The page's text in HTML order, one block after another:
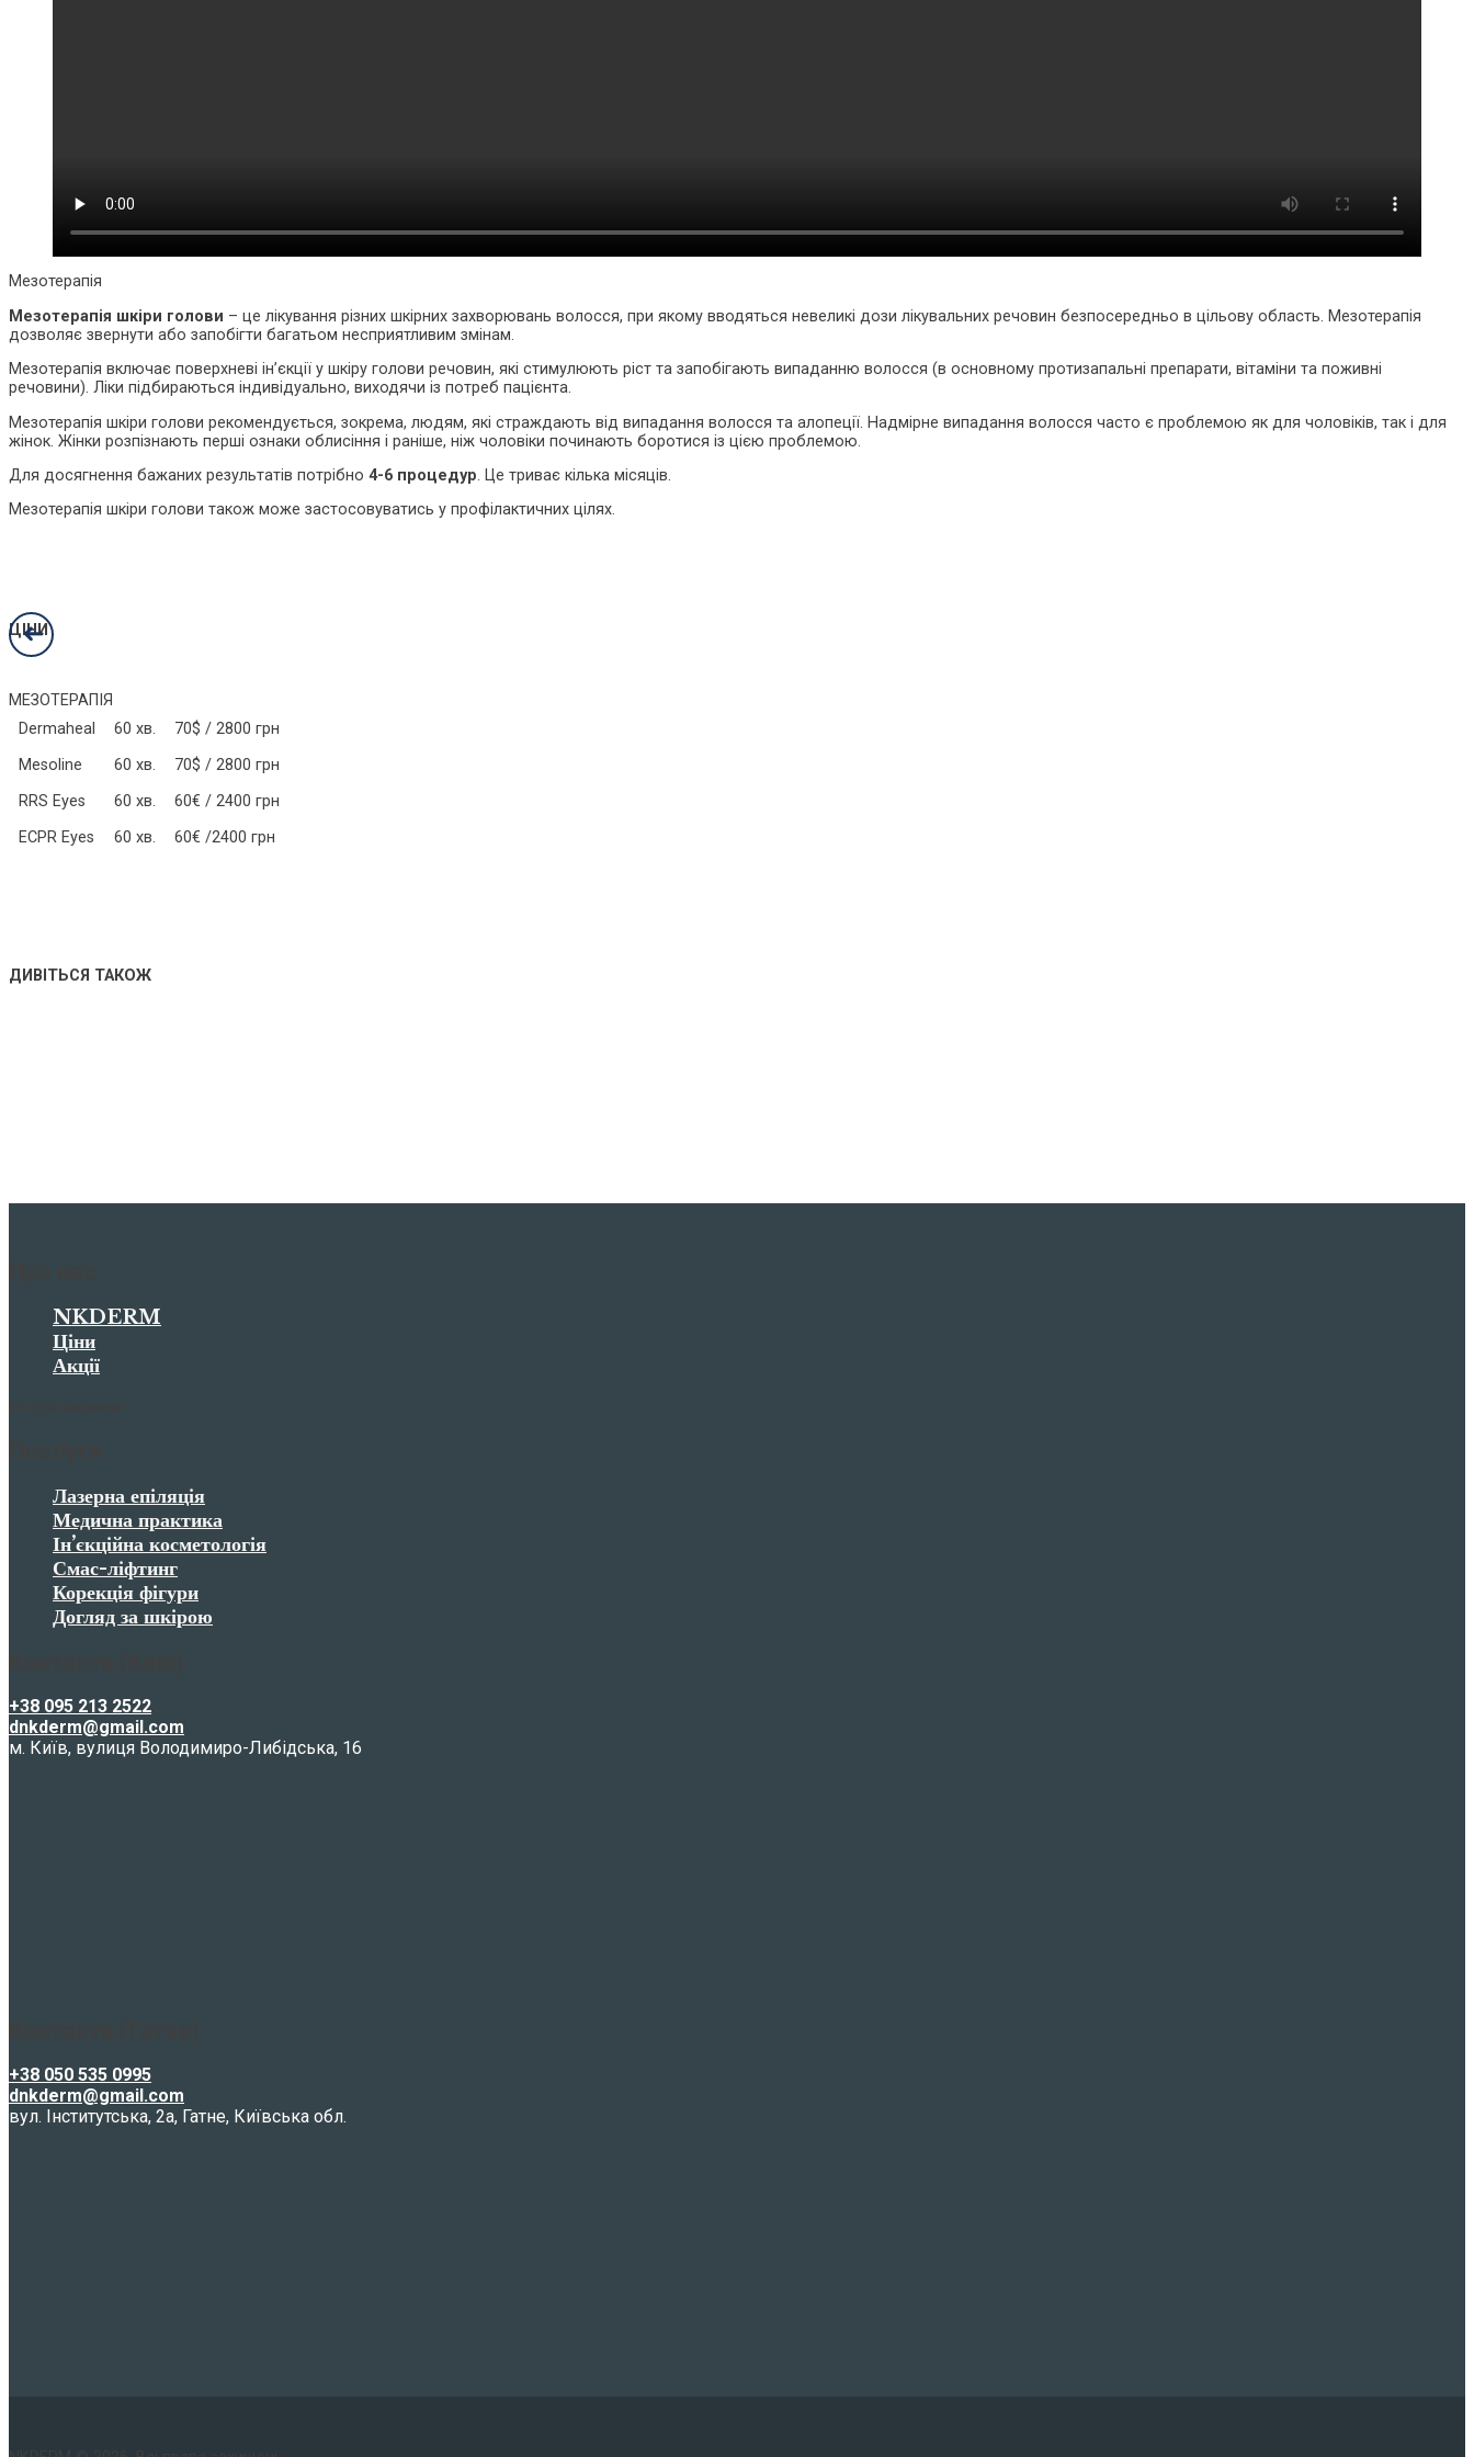
➜
Мезотерапія
Мезотерапія шкіри голови – це лікування різних шкірних захворювань волосся, при якому вводяться невеликі дози лікувальних речовин безпосередньо в цільову область. Мезотерапія
дозволяє звернути або запобігти багатьом несприятливим змінам.
Мезотерапія включає поверхневі ін’єкції у шкіру голови речовин, які стимулюють ріст та запобігають випаданню волосся (в основному протизапальні препарати, вітаміни та поживні
речовини). Ліки підбираються індивідуально, виходячи із потреб пацієнта.
Мезотерапія шкіри голови рекомендується, зокрема, людям, які страждають від випадання волосся та алопеції. Надмірне випадання волосся часто є проблемою як для чоловіків, так і для
жінок. Жінки розпізнають перші ознаки облисіння і раніше, ніж чоловіки починають боротися із цією проблемою.
Для досягнення бажаних результатів потрібно 4-6 процедур. Це триває кілька місяців.
Мезотерапія шкіри голови також може застосовуватись у профілактичних цілях.
ЦІНИ
МЕЗОТЕРАПІЯ
Dermaheal
60 хв.
70$ / 2800 грн
Mesoline
60 хв.
70$ / 2800 грн
RRS Eyes
60 хв.
60€ / 2400 грн
ECPR Eyes
60 хв. 60€ /2400 грн
ДИВІТЬСЯ ТАКОЖ
NKDERM
Ціни
Акції
Лазерна епіляція
Медична практика
Ін’єкційна косметологія
Смас-ліфтинг
Корекція фігури
Догляд за шкірою
+38 095 213 2522
dnkderm@gmail.com
м. Київ, вулиця Володимиро-Либідська, 16
+38 050 535 0995
dnkderm@gmail.com
вул. Інститутська, 2а, Гатне, Київська обл.